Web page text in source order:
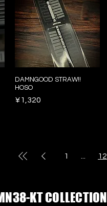
DAMNGOOD STRAW!!
HOSO
Price
¥1,320
1 12
KT COLLECTION